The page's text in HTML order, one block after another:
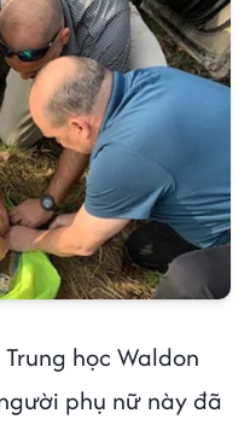
học Waldon
phụ nữ này đã